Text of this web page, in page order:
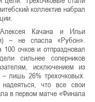
коллектив набрал
Качана и Ильи
– не спасла «Рубон».
очков и отпраздновал
сильнее соперников
исключением из
– лишь 26% трехочковых.
что все свои
в первом матче «Финала